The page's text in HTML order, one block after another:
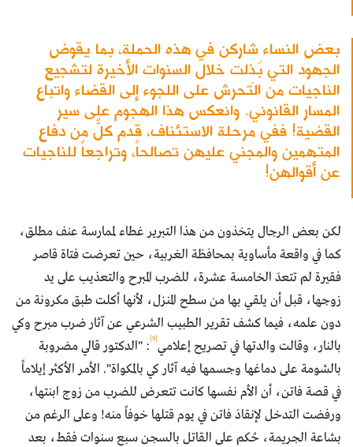
بعض النساء شاركن في هذه الحملة، بما يقوض
الجهود التي بُذِلت خلال السنوات الأخيرة لتشجيع
الناجيات من التحرش على اللجوء إلى القضاء واتباع
المسار القانوني. وانعكس هذا الهجوم على سير
القضية! ففي مرحلة الاستئناف، قدم كلٌّ من دفاع
المتهمين والمجني عليهن تصالحاً، وتراجعاً للناجيات
عن أقوالهن!
لكن بعض الرجال يتخذون من هذا التبرير غطاء لممارسة عنف مطلق،
كما في واقعة مأساوية بمحافظة الغربية، حين تعرضت فتاة قاصر
فقيرة لم تتعدَ الخامسة عشرة، للضرب المبرح والتعذيب على يد
زوجها، قبل أن يلقي بها من سطح المنزل، لأنها أكلت طبق مكرونة من
دون علمه، فيما كشف تقرير الطبيب الشرعي عن آثار ضرب مبرح وكي
بالنار، وقالت والدتها في تصريح إعلامي[5]
: "الدكتور قالي مضروبة
بالشومة على دماغها وجسمها فيه آثار كي بالمكواة". الأمر الأكثر إيلاماً
في قصة فاتن، أن الأم نفسها كانت تتعرض للضرب من زوج ابنتها،
ورفضت التدخل لإنقاذ فاتن في يوم قتلها خوفاً منه! وعلى الرغم من
بشاعة الجريمة، حُكم على القاتل بالسجن سبع سنوات فقط، بعد